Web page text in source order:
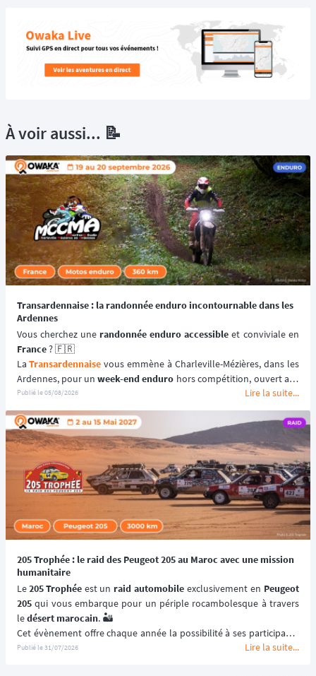
À voir aussi... 📝
Transardennaise : la randonnée enduro incontournable dans les
Ardennes
Vous cherchez une randonnée enduro accessible
France ? 🇫🇷
La Transardennaise vous emmène à Charleville-Mézières, dans les
Ardennes, pour un week-end enduro hors compétition, ouvert aux
motos enduro, trail et trial dès 125 cm³. 🏍️
Portée par le Moto Club de Charleville-Mézières en Ardennes
(MCCMA) depuis plus de 30 éditions, cette
aventure moto mise sur
le plaisir de rouler plutôt que sur la performance chronométrée.
😉
📆 Prochaines dates : du 19 au 20 Septembre 2026.
Publié le05/08/2026 Lire la suite...
205 Trophée : le raid des Peugeot 205 au Maroc avec une mission
humanitaire
Le 205 Trophée est un raid automobile exclusivement en Peugeot
205 qui vous embarque pour un périple rocambolesque à travers
le désert marocain. 🏜️
Cet évènement offre chaque année la possibilité à ses participants
de (re)découvrir le Maroc en traversant ses paysages les plus
Publié le31/07/2026 Lire la suite...